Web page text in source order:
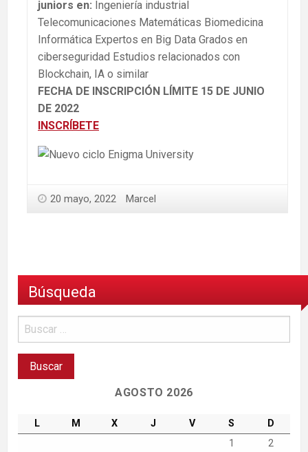
juniors en: Ingeniería industrial
Telecomunicaciones Matemáticas Biomedicina
Informática Expertos en Big Data Grados en
ciberseguridad Estudios relacionados con
Blockchain, IA o similar
FECHA DE INSCRIPCIÓN LÍMITE 15 DE JUNIO
DE 2022
INSCRÍBETE
20 mayo, 2022 Marcel
Búsqueda
AGOSTO 2026
L M X J V S
D
1
2